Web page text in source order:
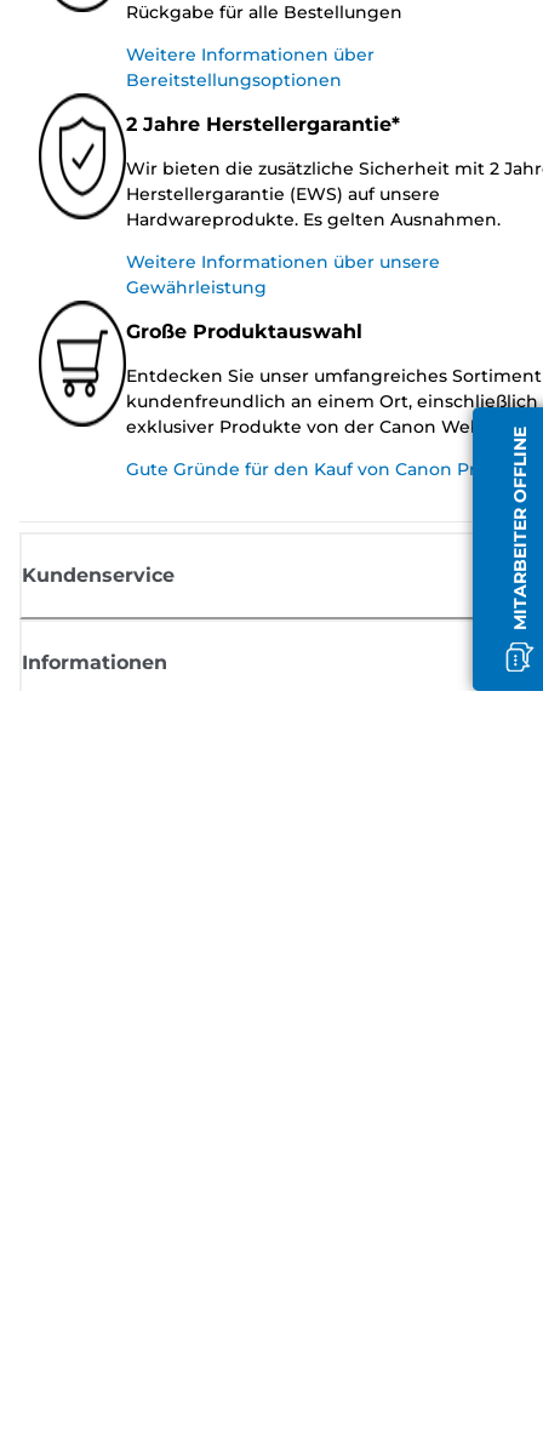
MITARBEITER OFFLINE
Rückgabe für alle Bestellungen
Weitere Informationen über
Bereitstellungsoptionen
2 Jahre Herstellergarantie*
Wir bieten die zusätzliche Sicherheit mit 2
Herstellergarantie (EWS) auf unsere
Hardwareprodukte. Es gelten Ausnahmen.
Weitere Informationen über unsere
Gewährleistung
Große Produktauswahl
Entdecken Sie unser umfangreiches Sortiment
kundenfreundlich an einem Ort, einschließlich
exklusiver Produkte von der Canon Website.
Gute Gründe für den Kauf von Canon
Kundenservice
Informationen